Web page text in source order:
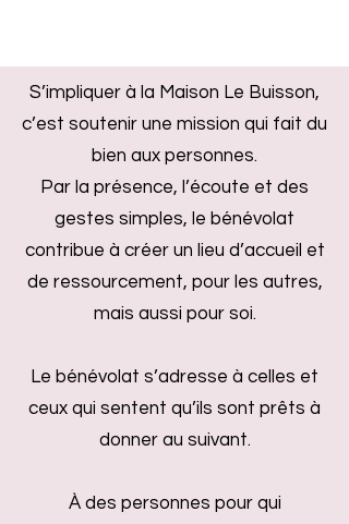
S’impliquer à la Maison Le Buisson,
c’est soutenir une mission qui fait du
bien aux personnes.
Par la présence, l’écoute et des
gestes simples, le bénévolat
contribue à créer un lieu d’accueil et
de ressourcement, pour les autres,
mais aussi pour soi.
Le bénévolat s’adresse à celles et
ceux qui sentent qu’ils sont prêts à
donner au suivant.
À des personnes pour qui